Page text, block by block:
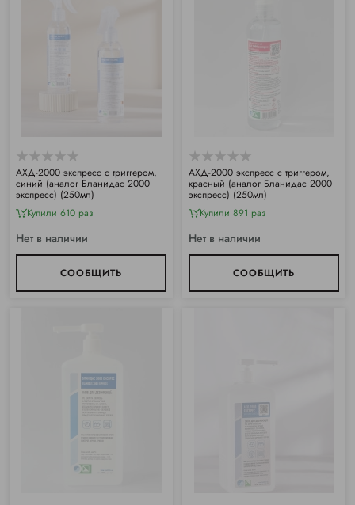
АХД-2000 экспресс с триггером,
синий (аналог Бланидас 2000
экспресс) (250мл)
Купили 610 раз
Нет в наличии
СООБЩИТЬ
АХД-2000 экспресс с триггером,
красный (аналог Бланидас 2000
экспресс) (250мл)
Купили 891 раз
Нет в наличии
СООБЩИТЬ